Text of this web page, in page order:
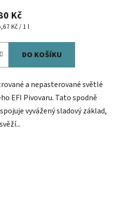
Kč
Kč / 1 l
DO KOŠÍKU
a nepasterované světlé
EFI Pivovaru. Tato spodně
vyvážený sladový základ,
svěží...